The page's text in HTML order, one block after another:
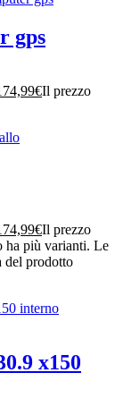
gps
€Il prezzo
€Il prezzo
ha più varianti. Le
del prodotto
x150